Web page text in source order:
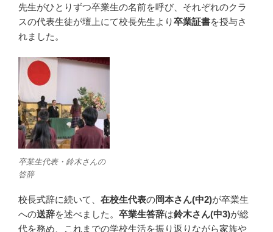
先生がひとりずつ卒業生の名前を呼び、それぞれのクラ
スの代表生徒が壇上にて校長先生より卒業証書を授与さ
れました。
卒業生代表・鈴木さんの
答辞
校長式辞に続いて、 在校生代表の岡本さん(中2)が卒業生
への送辞を述べました。 卒業生答辞は鈴木さん(中3)が総
代を務め、これまでの学校生活を振り返りながら家族や